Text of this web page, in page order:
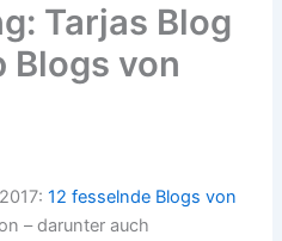
Tarjas Blog
Blogs von
12 fesselnde Blogs von
– darunter auch